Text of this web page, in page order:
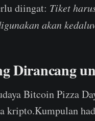
diingat: Tiket
akan
Dirancang
Bitcoin Pizza
kripto.Kumpulan